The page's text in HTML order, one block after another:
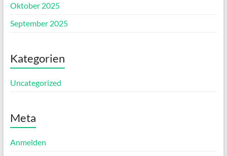
Oktober 2025
September 2025
Kategorien
Uncategorized
Meta
Anmelden